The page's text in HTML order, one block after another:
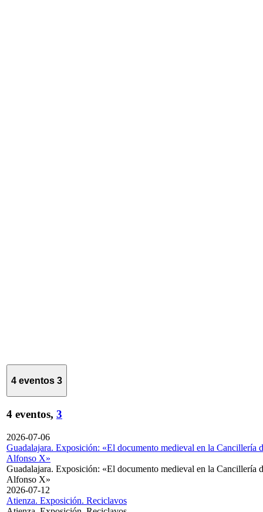
4 eventos 3
4 eventos, 3
2026-07-06
Guadalajara. Exposición: «El documento medieval en la Cancillería
Alfonso X»
Guadalajara. Exposición: «El documento medieval en la Cancillería
Alfonso X»
2026-07-12
Atienza. Exposición. Reciclavos